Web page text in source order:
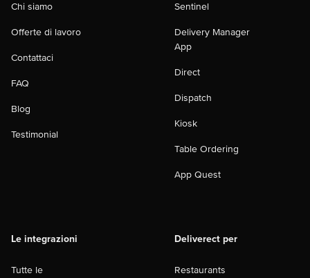
Chi siamo
Offerte di lavoro
Contattaci
FAQ
Blog
Testimonial
Sentinel
Delivery Manager
App
Direct
Dispatch
Kiosk
Table Ordering
App Quest
Le integrazioni
Tutte le
Deliverect per
Restaurants